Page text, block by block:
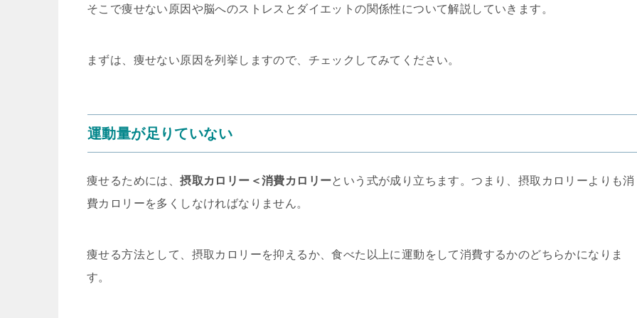
そこで痩せない原因や脳へのストレスとダイエットの関係性について解説していきます。
まずは、痩せない原因を列挙しますので、チェックしてみてください。
運動量が足りていない
痩せるためには、摂取カロリー＜消費カロリーという式が成り立ちます。つまり、摂取カロリーよりも消
費カロリーを多くしなければなりません。
痩せる方法として、摂取カロリーを抑えるか、食べた以上に運動をして消費するかのどちらかになりま
す。